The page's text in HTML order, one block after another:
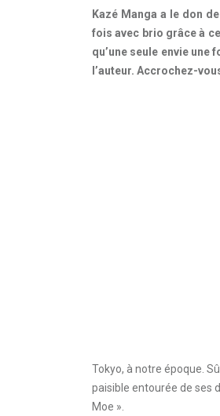
Kazé Manga a le don
fois avec brio grâce à
qu’une seule envie
l’auteur. Accrochez-
Tokyo, à notre époque.
paisible entourée de ses
Moe ».